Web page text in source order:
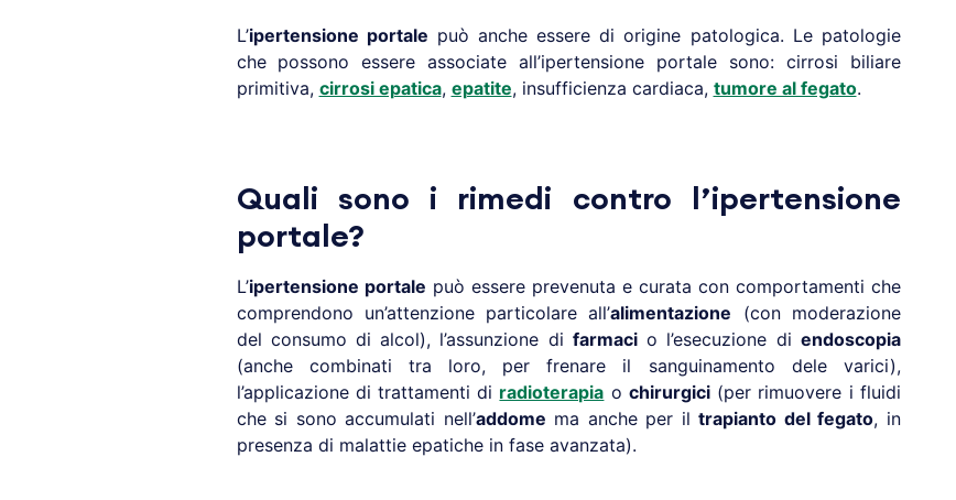
L’ipertensione portale può anche essere di origine patologica. Le patologie
che possono essere associate all’ipertensione portale sono: cirrosi biliare
primitiva, cirrosi epatica, epatite, insufficienza cardiaca, tumore al fegato.
Quali sono i rimedi contro l’ipertensione
portale?
L’ipertensione portale può essere prevenuta e curata con comportamenti che
comprendono un’attenzione particolare all’alimentazione (con moderazione
del consumo di alcol), l’assunzione di farmacio l’esecuzione di endoscopia
(anche combinati tra loro, per frenare il sanguinamento dele varici),
l’applicazione di trattamenti di radioterapia o chirurgici(per rimuovere i fluidi
che si sono accumulati nell’addome ma anche per iltrapianto del fegato, in
presenza di malattie epatiche in fase avanzata).